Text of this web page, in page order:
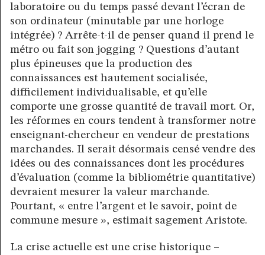
laboratoire ou du temps passé devant l’écran de
son ordinateur (minutable par une horloge
intégrée) ? Arrête-t-il de penser quand il prend le
métro ou fait son jogging ? Questions d’autant
plus épineuses que la production des
connaissances est hautement socialisée,
difficilement individualisable, et qu’elle
comporte une grosse quantité de travail mort. Or,
les réformes en cours tendent à transformer notre
enseignant-chercheur en vendeur de prestations
marchandes. Il serait désormais censé vendre des
idées ou des connaissances dont les procédures
d’évaluation (comme la bibliométrie quantitative)
devraient mesurer la valeur marchande.
Pourtant, « entre l’argent et le savoir, point de
commune mesure », estimait sagement Aristote.
La crise actuelle est une crise historique –